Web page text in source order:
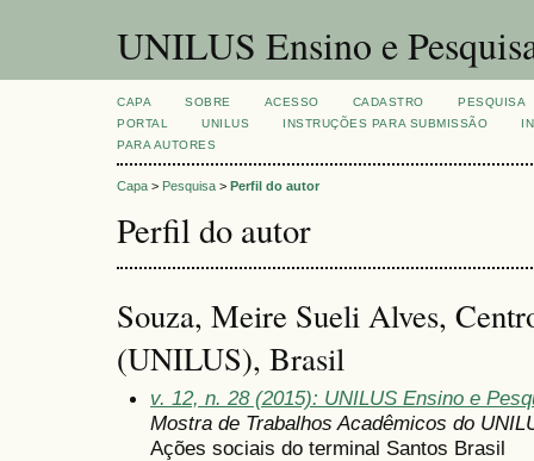
UNILUS Ensino e
CAPA SOBRE ACESSO CADASTRO
PESQUISA
PORTAL
UNILUS INSTRUÇÕES PARA SUBMISSÃO
PARA AUTORES
Capa > Pesquisa > Perfil do autor
Perfil do autor
Souza, Meire Sueli Alves,
(UNILUS), Brasil
v. 12, n. 28 (2015): UNILUS Ensino e
Mostra de Trabalhos Acadêmicos do
Ações sociais do terminal Santos Brasil